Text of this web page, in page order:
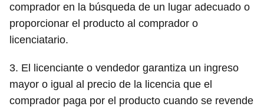
comprador en la búsqueda de un lugar adecuado o
proporcionar el producto al comprador o
licenciatario.
3. El licenciante o vendedor garantiza un ingreso
mayor o igual al precio de la licencia que el
comprador paga por el producto cuando se revende